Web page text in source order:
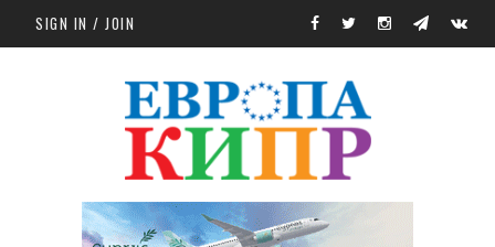
Skip to main content
SIGN IN / JOIN